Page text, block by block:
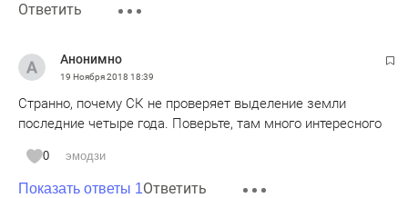
Ответить
Анонимно
19 Ноября 2018 18:39
Странно, почему СК не проверяет выделение земли
последние четыре года. Поверьте, там много интересного
0 эмодзи
Показать ответы 1Ответить